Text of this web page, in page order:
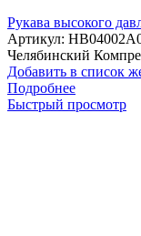
Рукава высокого
Артикул:
Челябинский
Добавить в список
Подробнее
Быстрый просмотр